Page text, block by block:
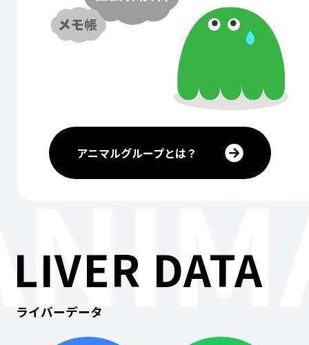
アニマルグループとは？
LIVER DATA
ライバーデータ